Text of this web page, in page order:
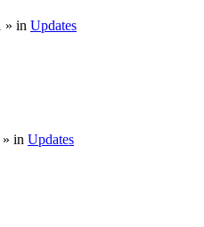
» in Updates
» in Updates